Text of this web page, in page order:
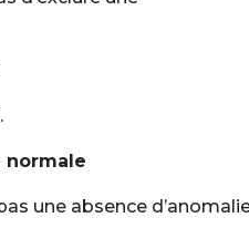
normale
une absence